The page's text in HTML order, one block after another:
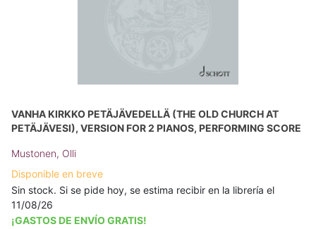
VANHA KIRKKO PETÄJÄVEDELLÄ (THE OLD CHURCH AT
PETÄJÄVESI), VERSION FOR 2 PIANOS, PERFORMING SCORE
Mustonen, Olli
Disponible en breve
Sin stock. Si se pide hoy, se estima recibir en la librería el
11/08/26
¡GASTOS DE ENVÍO GRATIS!